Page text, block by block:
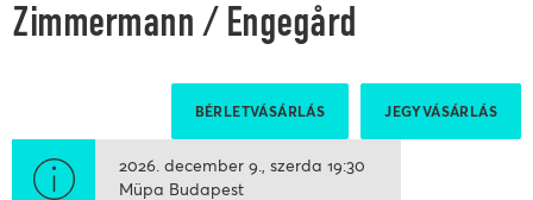
Zimmermann / Engegård
JEGYVÁSÁRLÁS
BÉRLETVÁSÁRLÁS
2026. december 9. szerda 19:30
Müpa Budapest